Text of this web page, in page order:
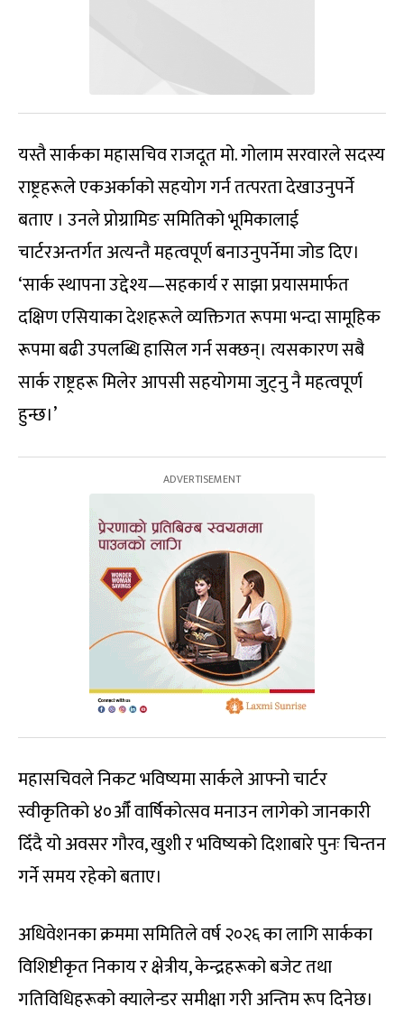
यस्तै सार्कका महासचिव राजदूत मो. गोलाम सरवारले सदस्य
राष्ट्रहरूले एकअर्काको सहयोग गर्न तत्परता देखाउनुपर्ने
बताए । उनले प्रोग्रामिङ समितिको भूमिकालाई
चार्टरअन्तर्गत अत्यन्तै महत्वपूर्ण बनाउनुपर्नेमा जोड दिए।
‘सार्क स्थापना उद्देश्य—सहकार्य र साझा प्रयासमार्फत
दक्षिण एसियाका देशहरूले व्यक्तिगत रूपमा भन्दा सामूहिक
रूपमा बढी उपलब्धि हासिल गर्न सक्छन्। त्यसकारण सबै
सार्क राष्ट्रहरू मिलेर आपसी सहयोगमा जुट्‍नु नै महत्वपूर्ण
हुन्छ।’
महासचिवले निकट भविष्यमा सार्कले आफ्नो चार्टर
स्वीकृतिको ४०औँ वार्षिकोत्सव मनाउन लागेको जानकारी
दिँदै यो अवसर गौरव, खुशी र भविष्यको दिशाबारे पुनः चिन्तन
गर्ने समय रहेको बताए।
अधिवेशनका क्रममा समितिले वर्ष २०२६ का लागि सार्कका
विशिष्टीकृत निकाय र क्षेत्रीय, केन्द्रहरूको बजेट तथा
गतिविधिहरूको क्यालेन्डर समीक्षा गरी अन्तिम रूप दिनेछ।